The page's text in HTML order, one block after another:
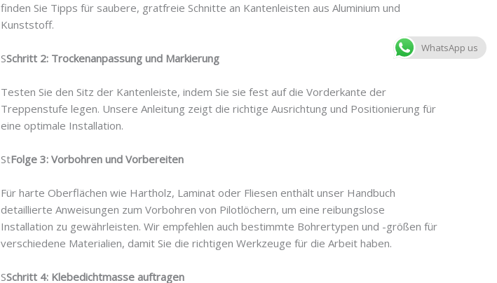
finden Sie Tipps für saubere, gratfreie Schnitte an Kantenleisten aus Aluminium und
Kunststoff.
SSchritt 2: Trockenanpassung und Markierung
Testen Sie den Sitz der Kantenleiste, indem Sie sie fest auf die Vorderkante der
Treppenstufe legen. Unsere Anleitung zeigt die richtige Ausrichtung und Positionierung für
eine optimale Installation.
StFolge 3: Vorbohren und Vorbereiten
Für harte Oberflächen wie Hartholz, Laminat oder Fliesen enthält unser Handbuch
detaillierte Anweisungen zum Vorbohren von Pilotlöchern, um eine reibungslose
Installation zu gewährleisten. Wir empfehlen auch bestimmte Bohrertypen und -größen für
verschiedene Materialien, damit Sie die richtigen Werkzeuge für die Arbeit haben.
SSchritt 4: Klebedichtmasse auftragen
WhatsApp us